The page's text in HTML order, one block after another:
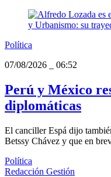
Política
07/08/2026
06:52
Perú y México
diplomáticas
El canciller Espá dijo
Betssy Chávez y que en
Política
Redacción Gestión